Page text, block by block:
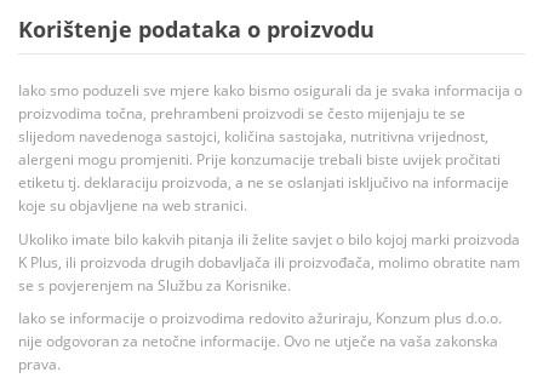
Korištenje podataka o proizvodu
Iako smo poduzeli sve mjere kako bismo osigurali da je svaka informacija o
proizvodima točna, prehrambeni proizvodi se često mijenjaju te se
slijedom navedenoga sastojci, količina sastojaka, nutritivna vrijednost,
alergeni mogu promjeniti. Prije konzumacije trebali biste uvijek pročitati
etiketu tj. deklaraciju proizvoda, a ne se oslanjati isključivo na informacije
koje su objavljene na web stranici.
Ukoliko imate bilo kakvih pitanja ili želite savjet o bilo kojoj marki proizvoda
K Plus, ili proizvoda drugih dobavljača ili proizvođača, molimo obratite nam
se s povjerenjem na Službu za Korisnike.
Iako se informacije o proizvodima redovito ažuriraju, Konzum plus d.o.o.
nije odgovoran za netočne informacije. Ovo ne utječe na vaša zakonska
prava.